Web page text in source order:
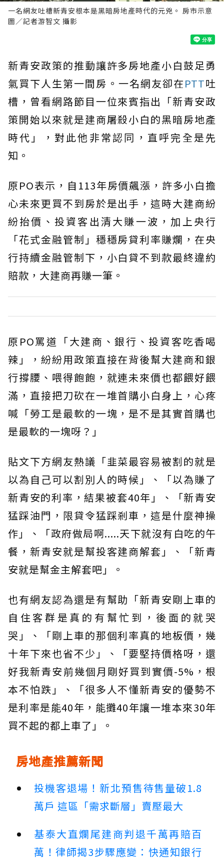
一名網友吐槽新青安根本是黑暗房地產時代的元兇。 房市示意
圖／記者游智文 攝影
新青安政策的推動讓許多房地產小白鼓足勇
氣買下人生第一間房。一名網友卻在PTT吐
槽，曾看網路節目一位來賓指出「新青安政
策開始以來就是建商屠殺小白的黑暗房地產
時代」，對此他非常認同，直呼完全是先
知。
原PO表示，自113年房價飆漲，許多小白擔
心未來更買不到房於是出手，這時大建商紛
紛抬價、投資客出清大賺一波，加上央行
「花式金融管制」穩穩房貸利率賺爛，在央
行持續金融管制下，小白貸不到款最終違約
賠款，大建商再賺一筆。
原PO罵道「大建商、銀行、投資客吃香喝
辣」，紛紛用政策直接在背後幫大建商和銀
行撐腰、喂得飽飽，就連未來價也都餵好餵
滿，直接把刀砍在一堆首購小白身上，心疼
喊「勞工是最軟的一塊，是不是其實首購也
是最軟的一塊呀？」
貼文下方網友熱議「韭菜最容易被割的就是
以為自己可以割別人的時候」、「以為賺了
新青安的利率，結果被套40年」、「新青安
猛踩油門，限貸令猛踩剎車，這是什麼神操
作」、「政府做局啊.....天下就沒有白吃的午
餐，新青安就是幫投客建商解套」、「新青
安就是幫金主解套吧」。
也有網友認為還是有幫助「新青安剛上車的
自住客群是真的有幫忙到，後面的就哭
哭」、「剛上車的那個利率真的地板價，幾
十年下來也省不少」、「要堅持價格呀，還
好我新青安前幾個月剛好買到實價-5%，根
本不怕跌」、「很多人不懂新青安的優勢不
是利率是能40年，能攤40年讓一堆本來30年
買不起的都上車了」。
房地產推薦新聞
投機客退場！新北預售待售量破1.8
萬戶 這區「需求斷層」賣壓最大
基泰大直爛尾建商判退千萬再賠百
萬！律師揭3步驟應變：快通知銀行